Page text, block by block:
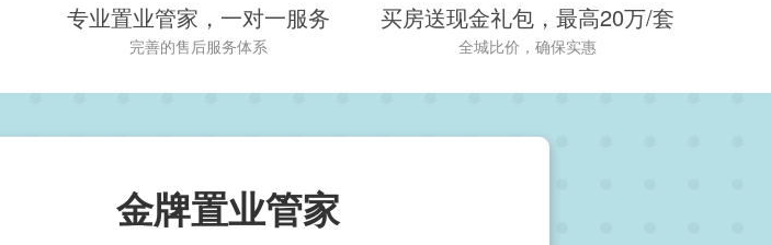
买房送现金礼包，最高20万/套
全城比价，确保实惠
专业置业管家，一对一服务
完善的售后服务体系
金牌置业管家